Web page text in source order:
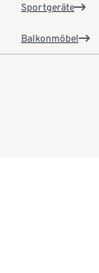
Sportgeräte
Balkonmöbel